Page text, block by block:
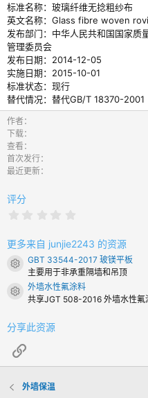
标准名称：玻璃纤维无捻粗纱布
英文名称：Glass fibre woven
发布部门：中华人民共和国国家质
管理委员会
发布日期：2014-12-05
实施日期：2015-10-01
标准状态：现行
替代情况：替代GB/T 18370-2001
作者
下载
查看
首次发行
最近更新
评分
0
星
更多来自 junjie2243 的资源
资源图标
GBT 33544-2017 玻镁平板
主要用于非承重隔墙和吊顶
资源图标
外墙水性氟涂料
共享JGT 508-2016 外墙水性氟
分享此资源
链接
外墙保温